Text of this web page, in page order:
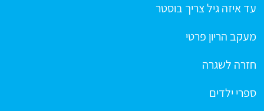
עד איזה גיל צריך בוסטר
מעקב הריון פרטי
חזרה לשגרה
ספרי ילדים